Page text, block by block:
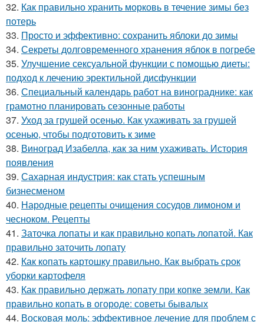
32. Как правильно хранить морковь в течение зимы без
потерь
33. Просто и эффективно: сохранить яблоки до зимы
34. Секреты долговременного хранения яблок в погребе
35. Улучшение сексуальной функции с помощью диеты:
подход к лечению эректильной дисфункции
36. Специальный календарь работ на винограднике: как
грамотно планировать сезонные работы
37. Уход за грушей осенью. Как ухаживать за грушей
осенью, чтобы подготовить к зиме
38. Виноград Изабелла, как за ним ухаживать. История
появления
39. Сахарная индустрия: как стать успешным
бизнесменом
40. Народные рецепты очищения сосудов лимоном и
чесноком. Рецепты
41. Заточка лопаты и как правильно копать лопатой. Как
правильно заточить лопату
42. Как копать картошку правильно. Как выбрать срок
уборки картофеля
43. Как правильно держать лопату при копке земли. Как
правильно копать в огороде: советы бывалых
44. Восковая моль: эффективное лечение для проблем с